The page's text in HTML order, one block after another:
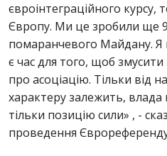
євроінтеграційного
Європу. Ми це зробили ще 9
помаранчевого Майдану.
є час для того, щоб змусити
про асоціацію. Тільки від
характеру залежить, влада
тільки позицію сили» , -
проведення